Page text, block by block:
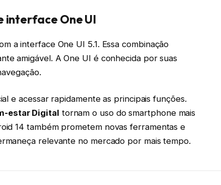
interface One UI
a interface One UI 5.1. Essa combinação
amigável. A One UI é conhecida por suas
e acessar rapidamente as principais funções.
estar Digital tornam o uso do smartphone mais
14 também prometem novas ferramentas e
relevante no mercado por mais tempo.